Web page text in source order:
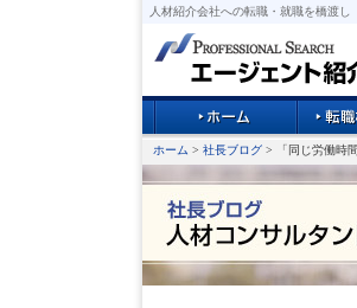
人材紹介会社への転職・就職を橋渡し
ホーム > 社長ブログ > 「同じ労働時